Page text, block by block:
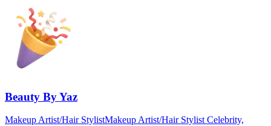
Beauty By Yaz
Makeup Artist/Hair StylistMakeup Artist/Hair Stylist Celebrity,